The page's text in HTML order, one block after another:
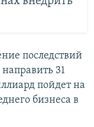
последствий
31
пойдет на
бизнеса в